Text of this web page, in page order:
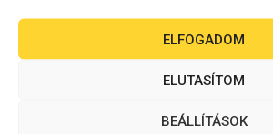
ELFOGADOM
ELUTASÍTOM
BEÁLLÍTÁSOK
l
KOSÁRBA TESZEM